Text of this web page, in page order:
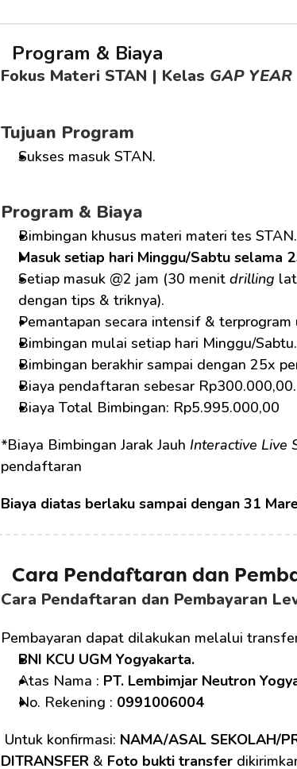
Program & Biaya
Fokus Materi STAN | Kelas GAP YEAR
Tujuan Program
Sukses masuk STAN.
Program & Biaya
Bimbingan khusus materi materi tes STAN.
Masuk setiap hari Minggu/Sabtu selama
Setiap masuk @2 jam (30 menit drilling
dengan tips & triknya).
Pemantapan secara intensif &
Bimbingan mulai setiap hari Minggu/Sabtu.
Bimbingan berakhir sampai dengan 25x
Biaya pendaftaran sebesar Rp300.000,00.
Biaya Total Bimbingan: Rp5.995.000,00
*Biaya Bimbingan Jarak Jauh Interactive Live
pendaftaran
Biaya diatas berlaku sampai dengan 31
Cara Pendaftaran dan
Cara Pendaftaran dan Pembayaran
Pembayaran dapat dilakukan melalui
BNI KCU UGM Yogyakarta.
Atas Nama : PT. Lembimjar Neutron
No. Rekening : 0991006004
Untuk konfirmasi: NAMA/ASAL SEKOLAH/
DITRANSFER & Foto bukti transfer